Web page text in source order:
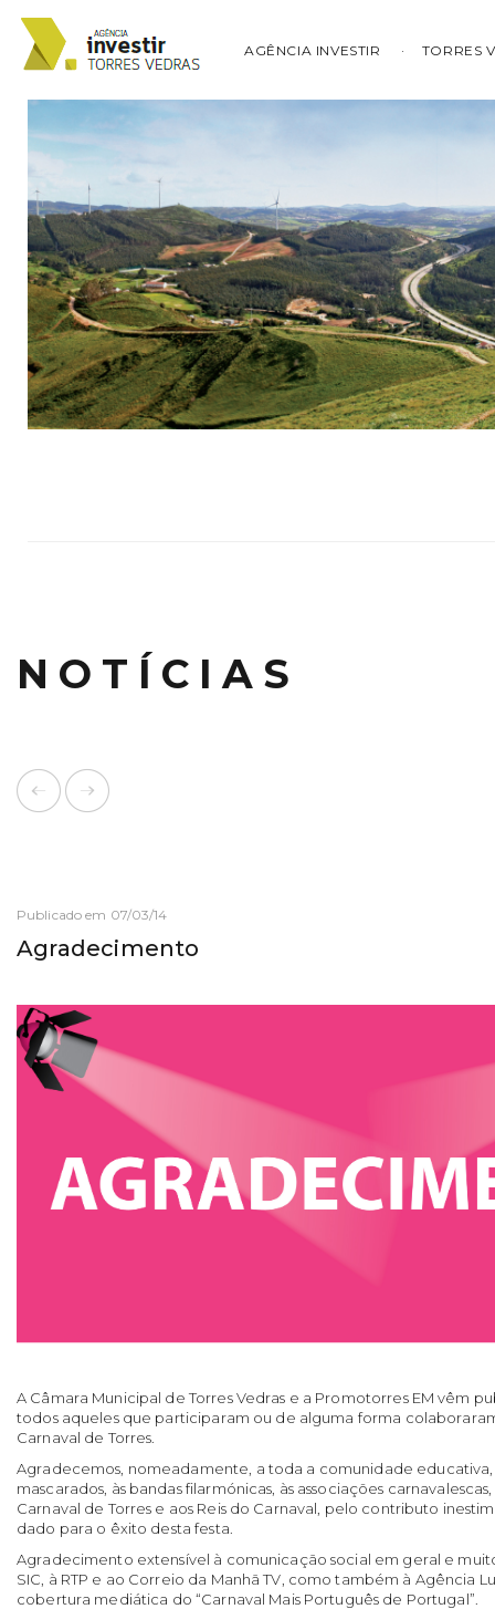
AGÊNCIA INVESTIR TORRES
NOTÍCIAS
Publicado em 07/03/14
Agradecimento
A Câmara Municipal de Torres Vedras e a Promotorres EM vêm
todos aqueles que participaram ou de alguma forma
Carnaval de Torres.
Agradecemos, nomeadamente, a toda a comunidade educat
mascarados, às bandas filarmónicas, às associações
Carnaval de Torres e aos Reis do Carnaval, pelo contributo
dado para o êxito desta festa.
Agradecimento extensível à comunicação social em geral e
SIC, à RTP e ao Correio da Manhã TV, como também à Agência
cobertura mediática do “Carnaval Mais Português de Portugal”.